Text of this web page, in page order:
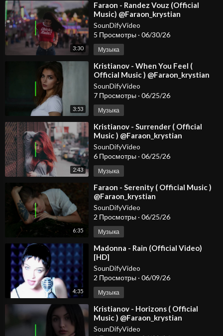
3:30
⁣Faraon - Randez Vouz (Official
Music) @Faraon_krystian
SounDifyVideo
5 Просмотры · 06/30/26
Музыка
3:53
⁣Kristianov - When You Feel (
Official Music ) @Faraon_krystian
#dancemusic2026 #spotify #djmix
SounDifyVideo
7 Просмотры · 06/25/26
Музыка
2:43
⁣Kristianov - Surrender ( Official
Music ) @Faraon_krystian
#dancemusic2026 #spotify #djmix
SounDifyVideo
6 Просмотры · 06/25/26
Музыка
6:35
⁣Faraon - Serenity ( Official Music )
@Faraon_krystian
SounDifyVideo
2 Просмотры · 06/25/26
Музыка
4:35
⁣Madonna - Rain (Official Video)
[HD]
SounDifyVideo
2 Просмотры · 06/09/26
Музыка
⁣Kristianov - Horizons ( Official
Music ) @Faraon_krystian
SounDifyVideo